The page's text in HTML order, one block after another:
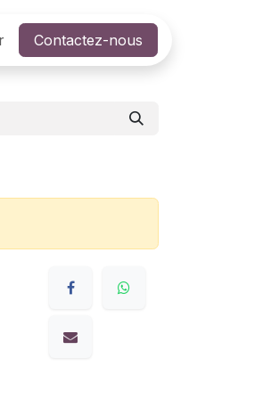
Contactez-nous